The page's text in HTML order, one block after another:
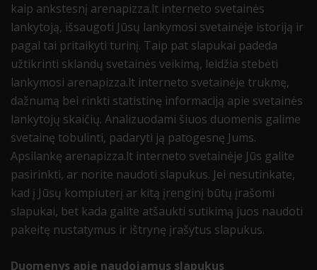
kaip ankstesnį arenapizza.lt interneto svetainės
lankytoją, išsaugoti Jūsų lankymosi svetainėje istoriją ir
pagal tai pritaikyti turinį. Taip pat slapukai padeda
užtikrinti sklandų svetainės veikimą, leidžia stebėti
lankymosi arenapizza.lt interneto svetainėje trukmę,
dažnumą bei rinkti statistinę informaciją apie svetainės
lankytojų skaičių. Analizuodami šiuos duomenis galime
svetainę tobulinti, padaryti ją patogesnę Jums.
Apsilankę arenapizza.lt interneto svetainėje Jūs galite
pasirinkti, ar norite naudoti slapukus. Jei nesutinkate,
kad į Jūsų kompiuterį ar kitą įrenginį būtų įrašomi
slapukai, bet kada galite atšaukti sutikimą juos naudoti
pakeitę nustatymus ir ištrynę įrašytus slapukus.
Duomenys apie naudojamus slapukus